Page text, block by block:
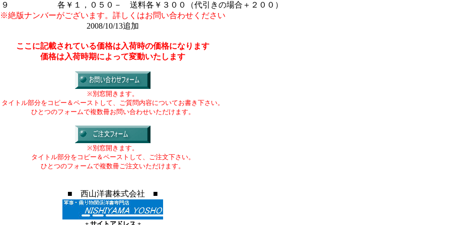
～９ 各￥１，０５０－ 送料各￥３００（代引きの場合＋２００）
※絶版ナンバーがございます。詳しくはお問い合わせください
2008/10/13追加
ここに記載されている価格は入荷時の価格になります
価格は入荷時期によって変動いたします
※別窓開きます。
タイトル部分をコピー＆ペーストして、ご質問内容についてお書き下さい。
ひとつのフォームで複数冊お問い合わせいただけます。
※別窓開きます。
タイトル部分をコピー＆ペーストして、ご注文下さい。
ひとつのフォームで複数冊ご注文いただけます。
■ 西山洋書株式会社 ■